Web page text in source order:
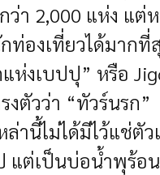
ว่า 2,000 แห่ง แต่
ท่องเที่ยวได้มาก
แห่งเบปปุ” หรือ
งตัวว่า “ทัวร์นรก”
ล่านี้ไม่ได้มีไว้แช่ตั
แต่เป็นบ่อน้ำพุร้อ